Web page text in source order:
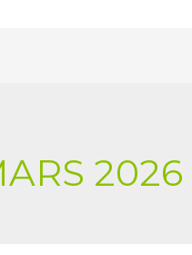
2026